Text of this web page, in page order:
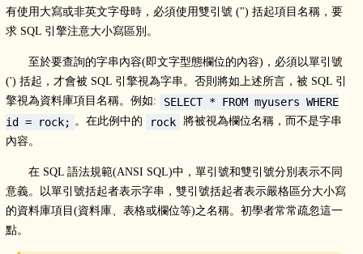
有使用大寫或非英文字母時，必須使用雙引號 (") 括起項目名稱，要
求 SQL 引擎注意大小寫區別。
至於要查詢的字串內容(即文字型態欄位的內容)，必須以單引號
(') 括起，才會被 SQL 引擎視為字串。否則將如上述所言，被 SQL 引
擎視為資料庫項目名稱。例如:
SELECT * FROM myusers WHERE
id = rock; 。在此例中的 rock 將被視為欄位名稱，而不是字串
內容。
在 SQL 語法規範(ANSI SQL)中，單引號和雙引號分別表示不同
意義。以單引號括起者表示字串，雙引號括起者表示嚴格區分大小寫
的資料庫項目(資料庫、表格或欄位等)之名稱。初學者常常疏忽這一
點。